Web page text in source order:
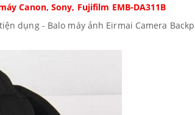
Canon, Sony, Fujifilm EMB-DA311B
dụng - Balo máy ảnh Eirmai Camera